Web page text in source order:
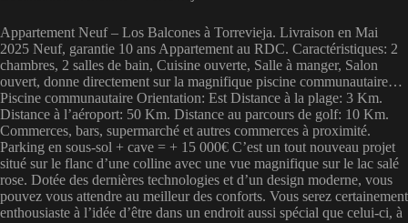
Appartement Neuf – Los Balcones à Torrevieja. Livraison en Mai
2025 Neuf, garantie 10 ans Appartement au RDC. Caractéristiques: 2
chambres, 2 salles de bain, Cuisine ouverte, Salle à manger, Salon
ouvert, donne directement sur la magnifique piscine communautaire…
Piscine communautaire Orientation: Est Distance à la plage: 3 Km.
Distance à l’aéroport: 50 Km. Distance au parcours de golf: 10 Km.
Commerces, bars, supermarché et autres commerces à proximité.
Parking en sous-sol + cave = + 15 000€ C’est un tout nouveau projet
situé sur le flanc d’une colline avec une vue magnifique sur le lac salé
rose. Dotée des dernières technologies et d’un design moderne, vous
pouvez vous attendre au meilleur des conforts. Vous serez certainement
enthousiaste à l’idée d’être dans un endroit aussi spécial que celui-ci, à